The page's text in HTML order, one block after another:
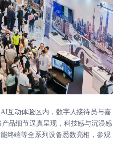
互动体验区内，数字人接待员与嘉
品细节逼真呈现，科技感与沉浸感
终端等全系列设备悉数亮相，参观